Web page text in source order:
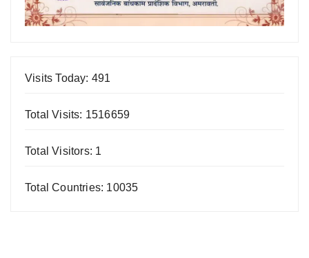
Visits Today: 491
Total Visits: 1516659
Total Visitors: 1
Total Countries: 10035